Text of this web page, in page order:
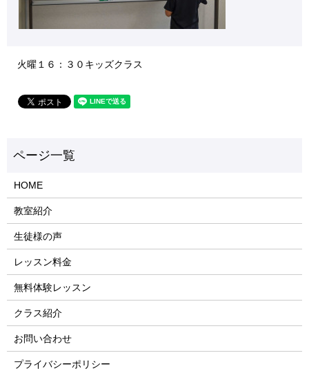
火曜１６：３０キッズクラス
HOME
教室紹介
生徒様の声
レッスン料金
無料体験レッスン
クラス紹介
お問い合わせ
プライバシーポリシー